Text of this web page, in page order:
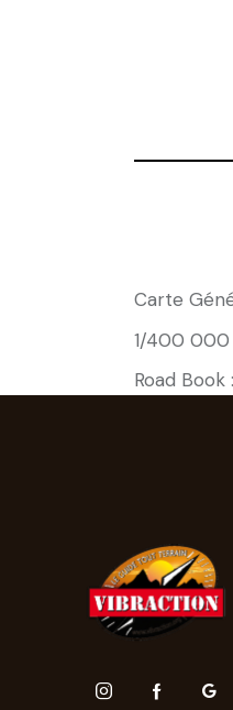
Carte
1/400 000
Road Book